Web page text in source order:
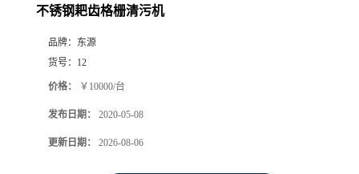
不锈钢耙齿格栅清污机
品牌： 东源
货号： 12
价格： ￥10000/台
发布日期： 2020-05-08
更新日期： 2026-08-06